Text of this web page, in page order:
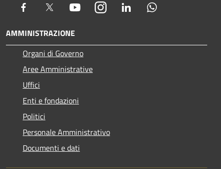
Facebook Twitter YoutubeInstagram LinkedIn
AMMINISTRAZIONE
Organi di Governo
Aree Amministrative
Uffici
Enti e fondazioni
Politici
Personale Amministrativo
Documenti e dati